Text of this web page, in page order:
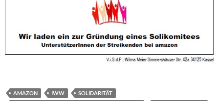
AMAZON IWW
SOLIDARITÄT